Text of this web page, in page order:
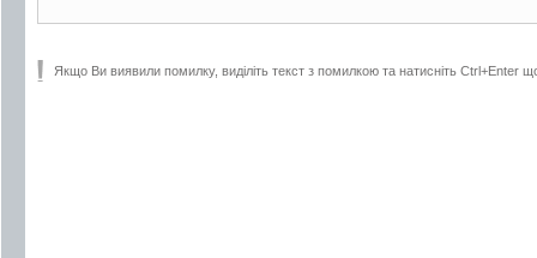
Якщо Ви виявили помилку, виділіть текст з помилкою та натисніть Ctrl+Enter